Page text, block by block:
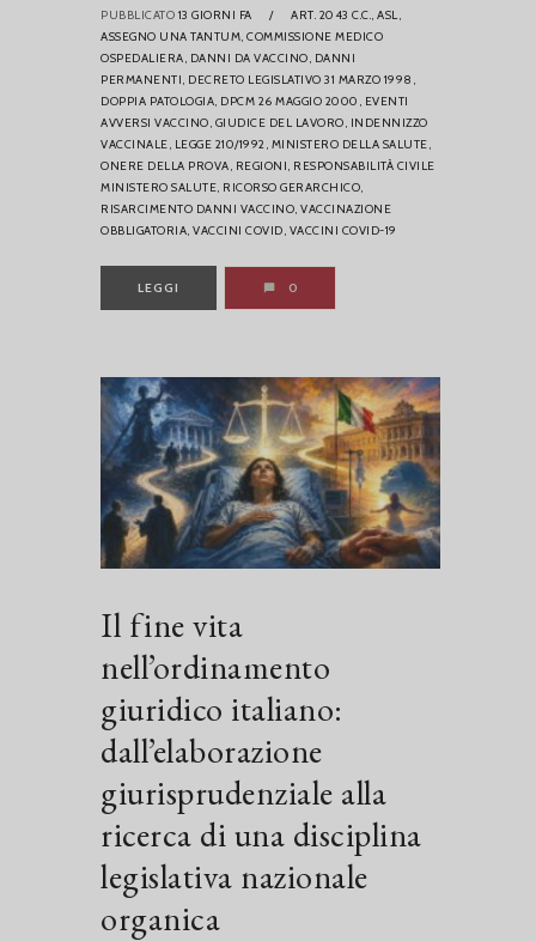
PUBBLICATO 13 GIORNI FA / ART. 2043 C.C., ASL,
ASSEGNO UNA TANTUM, COMMISSIONE MEDICO
OSPEDALIERA, DANNI DA VACCINO, DANNI
PERMANENTI, DECRETO LEGISLATIVO 31 MARZO 1998,
DOPPIA PATOLOGIA, DPCM 26 MAGGIO 2000, EVENTI
AVVERSI VACCINO, GIUDICE DEL LAVORO, INDENNIZZO
VACCINALE, LEGGE 210/1992, MINISTERO DELLA SALUTE,
ONERE DELLA PROVA, REGIONI, RESPONSABILITÀ CIVILE
MINISTERO SALUTE, RICORSO GERARCHICO,
RISARCIMENTO DANNI VACCINO, VACCINAZIONE
OBBLIGATORIA, VACCINI COVID, VACCINI COVID-19
LEGGI 0
Il fine vita
nell’ordinamento
giuridico italiano:
dall’elaborazione
giurisprudenziale alla
ricerca di una disciplina
legislativa nazionale
organica